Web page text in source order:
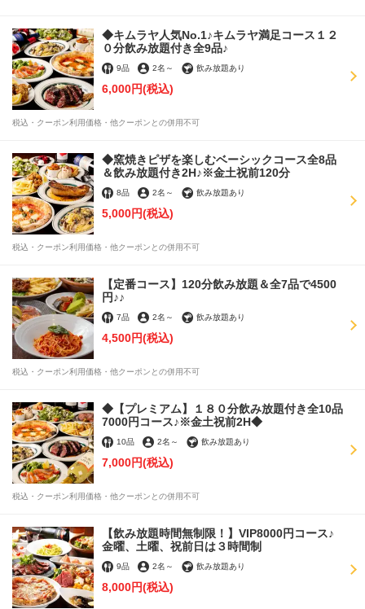
◆キムラヤ人気No.1♪キムラヤ満足コース１２
０分飲み放題付き全9品♪
9品 2名 ～ 飲み放題あり
6,000円(税込)
税込・クーポン利用価格・他クーポンとの併用不可
◆窯焼きピザを楽しむベーシックコース全8品
＆飲み放題付き2H♪※金土祝前120分
8品 2名 ～ 飲み放題あり
5,000円(税込)
税込・クーポン利用価格・他クーポンとの併用不可
【定番コース】120分飲み放題＆全7品で4500
円♪♪
7品 2名 ～ 飲み放題あり
4,500円(税込)
税込・クーポン利用価格・他クーポンとの併用不可
◆【プレミアム】１８０分飲み放題付き全10品
7000円コース♪※金土祝前2H◆
10品 2名 ～ 飲み放題あり
7,000円(税込)
税込・クーポン利用価格・他クーポンとの併用不可
【飲み放題時間無制限！】VIP8000円コース♪
金曜、土曜、祝前日は３時間制
9品 2名 ～ 飲み放題あり
8,000円(税込)
この店舗情報をシェアする
【大切な方へ贈る】サプライズデザートプレート1500円
♪ ※要予約 | Italian Bar KIMURAYA 京都駅前
京都府京都市下京区塩小路通烏丸東入ル東塩小路町717-3 飯田惣平
https://kidshd127.owst.jp/coupons/1302746
お店情報をコピー